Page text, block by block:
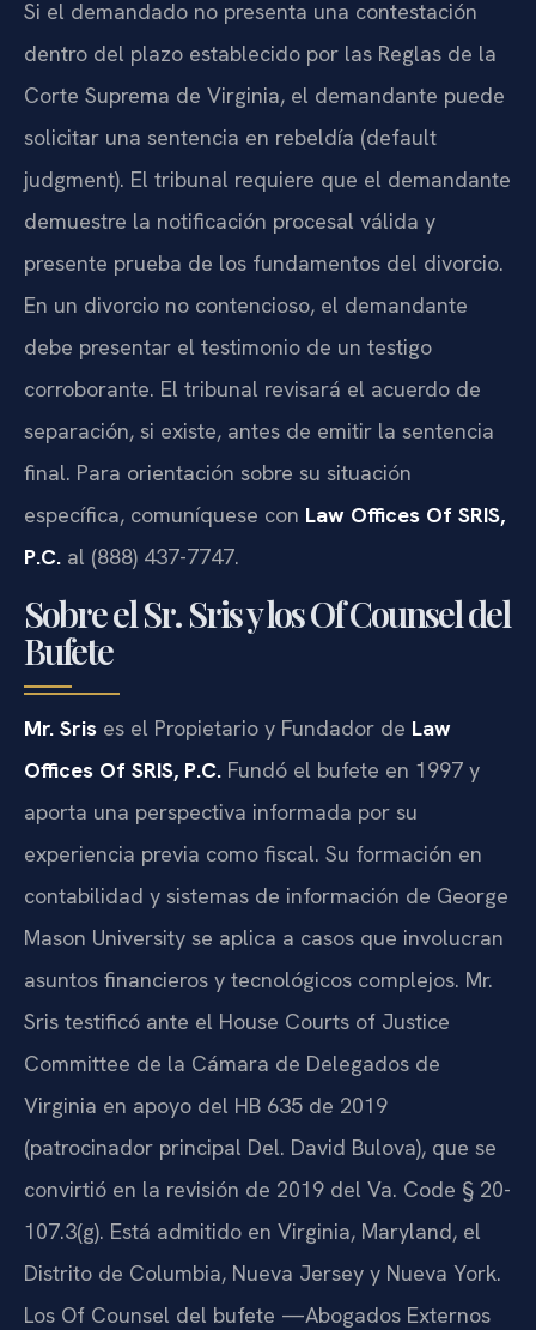
Si el demandado no presenta una contestación
dentro del plazo establecido por las Reglas de la
Corte Suprema de Virginia, el demandante puede
solicitar una sentencia en rebeldía (default
judgment). El tribunal requiere que el demandante
demuestre la notificación procesal válida y
presente prueba de los fundamentos del divorcio.
En un divorcio no contencioso, el demandante
debe presentar el testimonio de un testigo
corroborante. El tribunal revisará el acuerdo de
separación, si existe, antes de emitir la sentencia
final. Para orientación sobre su situación
específica, comuníquese con Law Offices Of SRIS,
P.C. al (888) 437-7747.
Sobre el Sr. Sris y los Of Counsel del
Bufete
Mr. Sris es el Propietario y Fundador de Law
Offices Of SRIS, P.C. Fundó el bufete en 1997 y
aporta una perspectiva informada por su
experiencia previa como fiscal. Su formación en
contabilidad y sistemas de información de George
Mason University se aplica a casos que involucran
asuntos financieros y tecnológicos complejos. Mr.
Sris testificó ante el House Courts of Justice
Committee de la Cámara de Delegados de
Virginia en apoyo del HB 635 de 2019
(patrocinador principal Del. David Bulova), que se
convirtió en la revisión de 2019 del Va. Code § 20-
107.3(g). Está admitido en Virginia, Maryland, el
Distrito de Columbia, Nueva Jersey y Nueva York.
Los Of Counsel del bufete —Abogados Externos